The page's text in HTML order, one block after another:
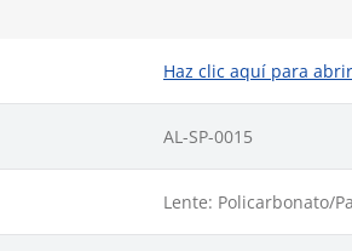
Haz clic aquí para abrir
AL-SP-0015
Lente: Policarbonato/